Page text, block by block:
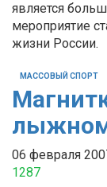
является
мероприятие
жизни России.
МАССОВЫЙ СПОРТ
лыжном
06 февраля
1287